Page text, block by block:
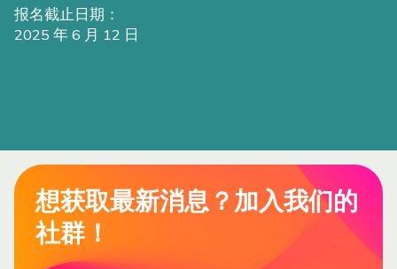
报名截止日期：
2025 年 6 月 12 日
想获取最新消息？加入我们的
社群！